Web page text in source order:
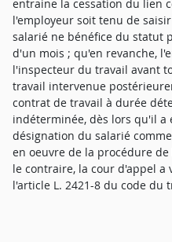
entraine la cessation du lien
l'employeur soit tenu de
salarié ne bénéfice du statut
d'un mois ; qu'en revanche,
l'inspecteur du travail avant
travail intervenue
contrat de travail à durée
indéterminée, dès lors qu'il a
désignation du salarié
en oeuvre de la procédure
le contraire, la cour d'appel a
l'article L. 2421-8 du code du